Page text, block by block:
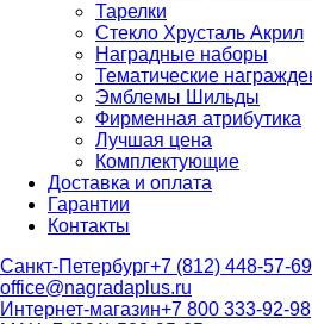
Тарелки
Стекло Хрусталь Акрил
Наградные наборы
Тематические
Эмблемы Шильды
Фирменная атрибутика
Лучшая цена
Комплектующие
Доставка и оплата
Гарантии
Контакты
Санкт-Петербург+7 (812) 448-57-69
office@nagradaplus.ru
Интернет-магазин+7 800 333-92-98